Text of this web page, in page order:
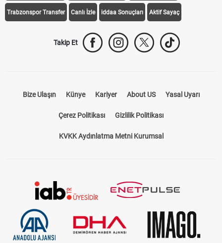
Trabzonspor Transfer Canlı İzle iddaa Sonuçları Aktif Sayaç
Takip Et
Bize Ulaşın Künye Kariyer About US Yasal Uyarı
Çerez Politikası Gizlilik Politikası
KVKK Aydınlatma Metni Kurumsal